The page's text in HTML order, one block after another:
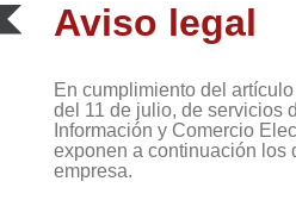
Aviso legal
En cumplimiento del
del 11 de julio, de servicios
Información y Comercio
exponen a continuación los
empresa.